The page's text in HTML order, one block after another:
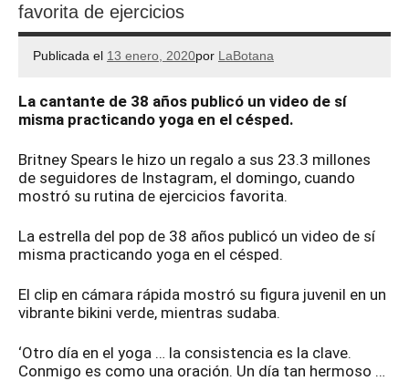
favorita de ejercicios
Publicada el 13 enero, 2020por LaBotana
La cantante de 38 años publicó un video de sí
misma practicando yoga en el césped.
Britney Spears le hizo un regalo a sus 23.3 millones
de seguidores de Instagram, el domingo, cuando
mostró su rutina de ejercicios favorita.
La estrella del pop de 38 años publicó un video de sí
misma practicando yoga en el césped.
El clip en cámara rápida mostró su figura juvenil en un
vibrante bikini verde, mientras sudaba.
‘Otro día en el yoga … la consistencia es la clave.
Conmigo es como una oración. Un día tan hermoso …